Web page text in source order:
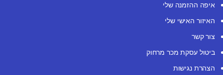
איפה ההזמנה שלי
האיזור האישי שלי
צור קשר
ביטול עסקת מכר מרחוק
הצהרת נגישות